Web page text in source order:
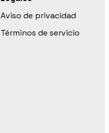
Aviso de privacidad
Términos de servicio